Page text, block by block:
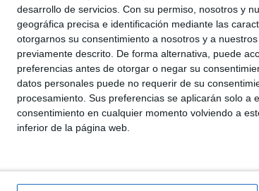
desarrollo de servicios. Con su permiso, nosotros y
geográfica precisa e identificación mediante las
otorgarnos su consentimiento a nosotros y a
previamente descrito. De forma alternativa, puede
preferencias antes de otorgar o negar su
datos personales puede no requerir de su
procesamiento. Sus preferencias se aplicarán solo a
consentimiento en cualquier momento volviendo a
inferior de la página web.
Grupo Faro Publicidad Contacto Aviso legal –